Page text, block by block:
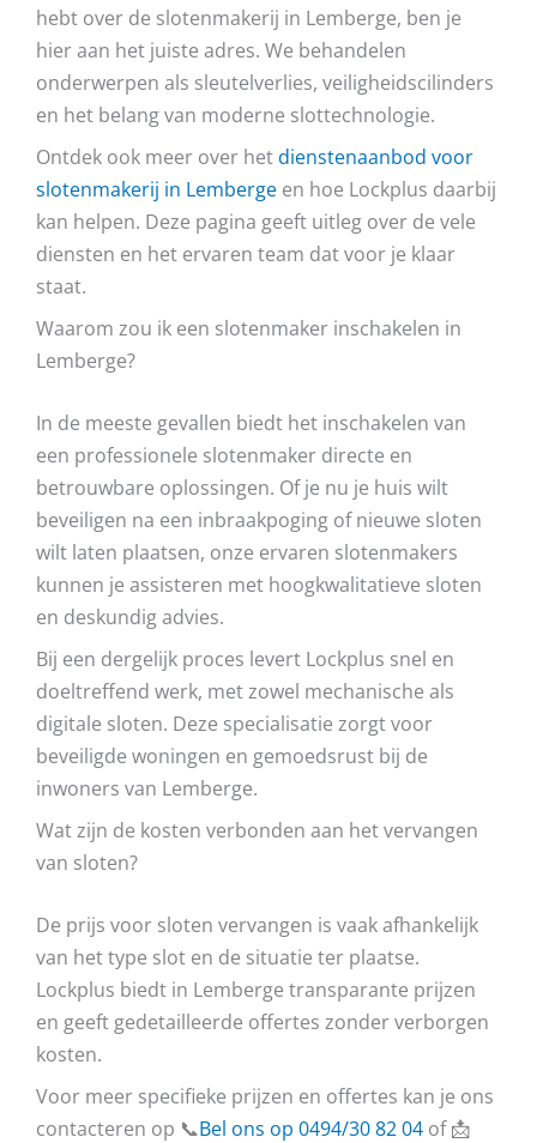
hebt over de slotenmakerij in Lemberge, ben je
hier aan het juiste adres. We behandelen
onderwerpen als sleutelverlies, veiligheidscilinders
en het belang van moderne slottechnologie.
Ontdek ook meer over hetdienstenaanbod voor
slotenmakerij in Lemberge en hoe Lockplus daarbij
kan helpen. Deze pagina geeft uitleg over de vele
diensten en het ervaren team dat voor je klaar
staat.
Waarom zou ik een slotenmaker inschakelen in
Lemberge?
In de meeste gevallen biedt het inschakelen van
een professionele slotenmaker directe en
betrouwbare oplossingen. Of je nu je huis wilt
beveiligen na een inbraakpoging of nieuwe sloten
wilt laten plaatsen, onze ervaren slotenmakers
kunnen je assisteren met hoogkwalitatieve sloten
en deskundig advies.
Bij een dergelijk proces levert Lockplus snel en
doeltreffend werk, met zowel mechanische als
digitale sloten. Deze specialisatie zorgt voor
beveiligde woningen en gemoedsrust bij de
inwoners van Lemberge.
Wat zijn de kosten verbonden aan het vervangen
van sloten?
De prijs voor sloten vervangen is vaak afhankelijk
van het type slot en de situatie ter plaatse.
Lockplus biedt in Lemberge transparante prijzen
en geeft gedetailleerde offertes zonder verborgen
kosten.
Voor meer specifieke prijzen en offertes kan je ons
contacteren op 📞Bel ons op 0494/30 82 04 of 📩